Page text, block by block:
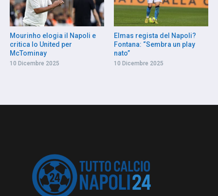
Mourinho elogia il Napoli e
critica lo United per
McTominay
10 Dicembre 2025
Elmas regista del Napoli?
Fontana: “Sembra un play
nato”
10 Dicembre 2025